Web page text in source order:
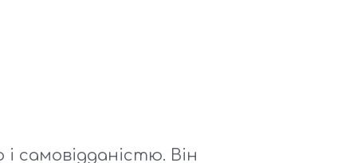
самовідданістю. Він